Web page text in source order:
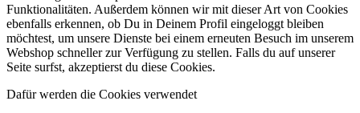
Funktionalitäten. Außerdem können wir mit dieser Art von Cookies
ebenfalls erkennen, ob Du in Deinem Profil eingeloggt bleiben
möchtest, um unsere Dienste bei einem erneuten Besuch im unserem
Webshop schneller zur Verfügung zu stellen. Falls du auf unserer
Seite surfst, akzeptierst du diese Cookies.
Dafür werden die Cookies verwendet